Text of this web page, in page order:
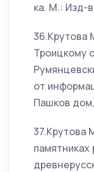
ка. М.: Изд-
36.Крутова
Троицкому
от
Пашков дом,
37.Крутова
памятниках